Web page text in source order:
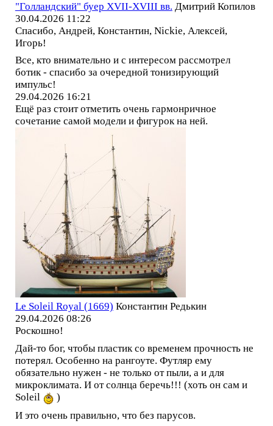
"Голландский" буер XVII-XVIII вв. Дмитрий Копилов
30.04.2026 11:22
Спасибо, Андрей, Константин, Nickie, Алексей,
Игорь!
Все, кто внимательно и с интересом рассмотрел
ботик - спасибо за очередной тонизирующий
импульс!
29.04.2026 16:21
Ещё раз стоит отметить очень гармонричное
сочетание самой модели и фигурок на ней.
Le Soleil Royal (1669) Константин Редькин
29.04.2026 08:26
Роскошно!
Дай-то бог, чтобы пластик со временем прочность не
потерял. Особенно на рангоуте. Футляр ему
обязательно нужен - не только от пыли, а и для
микроклимата. И от солнца беречь!!! (хоть он сам и
Soleil
)
И это очень правильно, что без парусов.